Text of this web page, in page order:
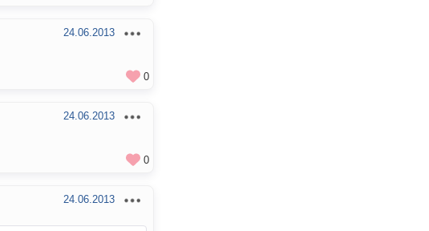
24.06.2013
0
24.06.2013
0
24.06.2013